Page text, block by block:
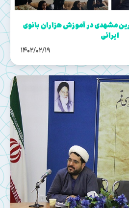
مشهدی در آموزش هزاران بانوی
ایرانی
1402/02/19